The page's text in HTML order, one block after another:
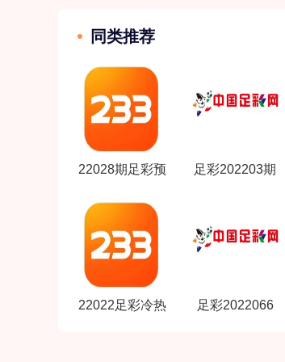
同类推荐
22028期足彩预
测
足彩202203期
22022足彩冷热 足彩2022066